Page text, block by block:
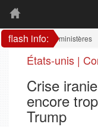
flash info:
dans les ministères
États-unis |
Crise
encore
Trump